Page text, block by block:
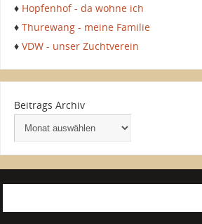
♦ Hopfenhof - da wohne ich
♦ Thurewang - meine Familie
♦ VDW - unser Zuchtverein
Beitrags Archiv